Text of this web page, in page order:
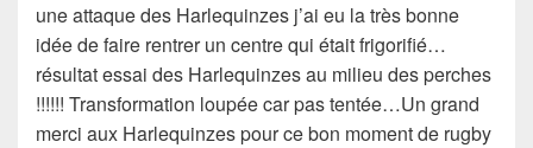
une attaque des Harlequinzes j’ai eu la très bonne
idée de faire rentrer un centre qui était frigorifié…
résultat essai des Harlequinzes au milieu des perches
!!!!!! Transformation loupée car pas tentée…Un grand
merci aux Harlequinzes pour ce bon moment de rugby